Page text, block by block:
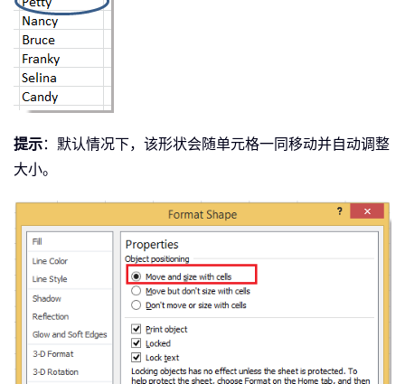
提示：默认情况下，该形状会随单元格一同移动并自动调整
大小。